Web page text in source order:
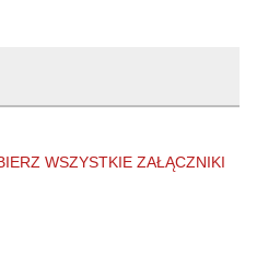
WSZYSTKIE ZAŁĄCZNIKI